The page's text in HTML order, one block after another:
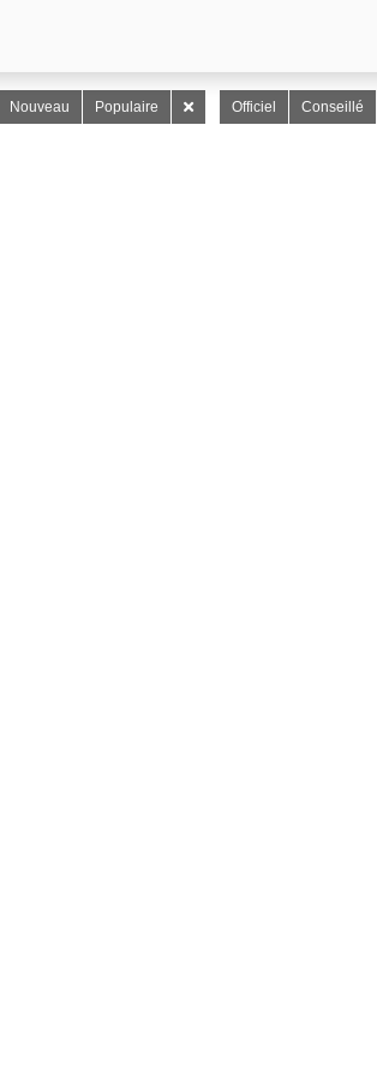
Nouveau Populaire Officiel Conseillé